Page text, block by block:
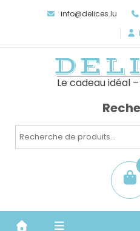
info@delices.lu
Le cadeau idéal
Recherche